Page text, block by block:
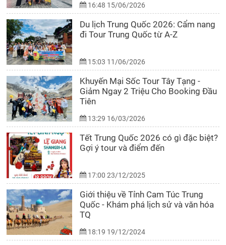
16:48 15/06/2026
Du lịch Trung Quốc 2026: Cẩm nang
đi Tour Trung Quốc từ A-Z
15:03 11/06/2026
Khuyến Mại Sốc Tour Tây Tạng -
Giảm Ngay 2 Triệu Cho Booking Đầu
Tiên
13:29 16/03/2026
Tết Trung Quốc 2026 có gì đặc biệt?
Gợi ý tour và điểm đến
17:00 23/12/2025
Giới thiệu về Tỉnh Cam Túc Trung
Quốc - Khám phá lịch sử và văn hóa
TQ
18:19 19/12/2024